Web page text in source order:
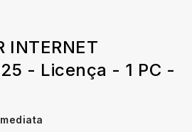
INTERNET
- Licença - 1 PC -